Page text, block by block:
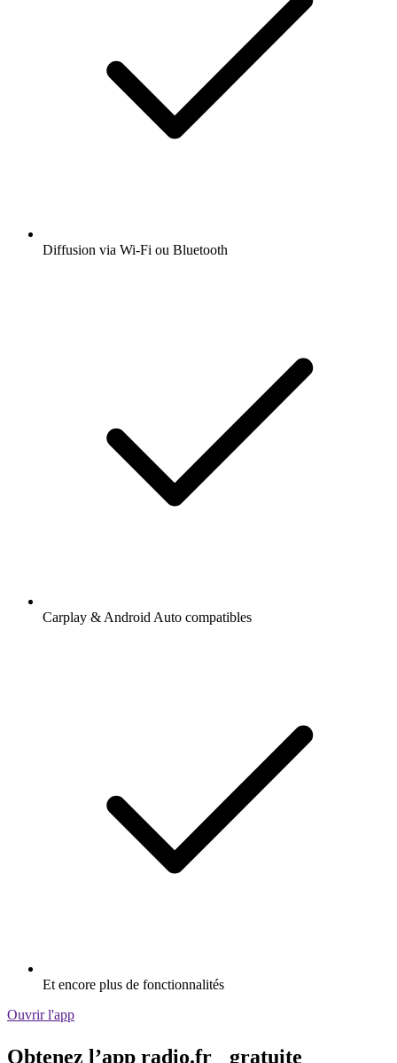
Diffusion via Wi-Fi ou Bluetooth
Carplay & Android Auto compatibles
Et encore plus de fonctionnalités
Ouvrir l'app
Obtenez l’app radio.fr gratuite